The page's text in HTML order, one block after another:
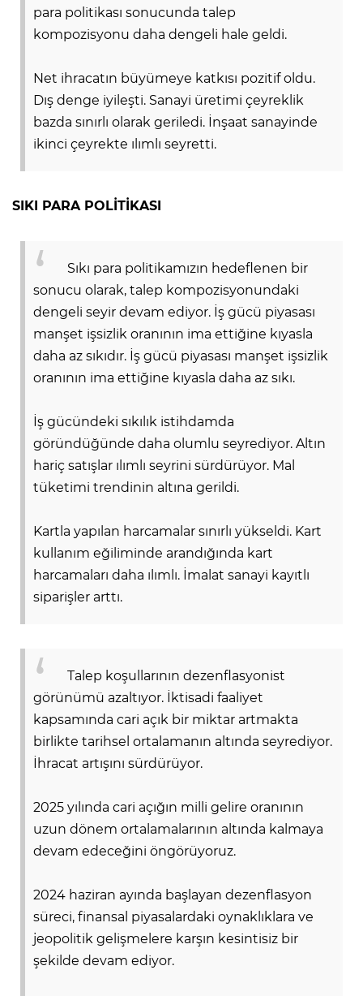
para politikası sonucunda talep
kompozisyonu daha dengeli hale geldi.
Net ihracatın büyümeye katkısı pozitif oldu.
Dış denge iyileşti. Sanayi üretimi çeyreklik
bazda sınırlı olarak geriledi. İnşaat sanayinde
ikinci çeyrekte ılımlı seyretti.
SIKI PARA POLİTİKASI
Sıkı para politikamızın hedeflenen bir
sonucu olarak, talep kompozisyonundaki
dengeli seyir devam ediyor. İş gücü piyasası
manşet işsizlik oranının ima ettiğine kıyasla
daha az sıkıdır. İş gücü piyasası manşet işsizlik
oranının ima ettiğine kıyasla daha az sıkı.
İş gücündeki sıkılık istihdamda
göründüğünde daha olumlu seyrediyor. Altın
hariç satışlar ılımlı seyrini sürdürüyor. Mal
tüketimi trendinin altına gerildi.
Kartla yapılan harcamalar sınırlı yükseldi. Kart
kullanım eğiliminde arandığında kart
harcamaları daha ılımlı. İmalat sanayi kayıtlı
siparişler arttı.
Talep koşullarının dezenflasyonist
görünümü azaltıyor. İktisadi faaliyet
kapsamında cari açık bir miktar artmakta
birlikte tarihsel ortalamanın altında seyrediyor.
İhracat artışını sürdürüyor.
2025 yılında cari açığın milli gelire oranının
uzun dönem ortalamalarının altında kalmaya
devam edeceğini öngörüyoruz.
2024 haziran ayında başlayan dezenflasyon
süreci, finansal piyasalardaki oynaklıklara ve
jeopolitik gelişmelere karşın kesintisiz bir
şekilde devam ediyor.